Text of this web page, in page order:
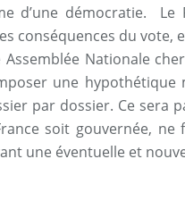
d’une démocratie. Le
conséquences du vote,
Assemblée Nationale
une
par dossier. Ce sera
soit gouvernée, ne
une éventuelle et